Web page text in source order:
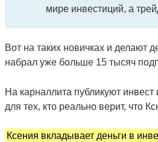
мире инвестиций, а
Вот на таких новичках и делают
набрал уже больше 15 тысяч
На карналлита публикуют
для тех, кто реально верит, что
Ксения вкладывает деньги в